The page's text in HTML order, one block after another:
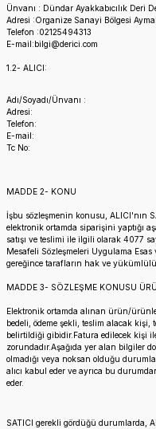
Ünvanı : Dündar Ayakkabıcılık Deri
Adresi :Organize Sanayi Bölgesi
Telefon :02125494313
E-mail:bilgi@derici.com
1.2- ALICI:
Adı/Soyadı/Ünvanı :
Adresi:
Telefon:
E-mail:
Tc No:
MADDE 2- KONU
İşbu sözleşmenin konusu, ALICI'nın
elektronik ortamda siparişini yaptığı
satışı ve teslimi ile ilgili olarak 4077
Mesafeli Sözleşmeleri Uygulama
gereğince tarafların hak ve
MADDE 3- SÖZLEŞME KONUSU
Elektronik ortamda alınan ürün/
bedeli, ödeme şekli, teslim alacak
belirtildiği gibidir.Fatura edilecek kişi
zorundadır.Aşağıda yer alan bilgiler
olmadığı veya noksan olduğu
alıcı kabul eder ve ayrıca bu
eder.
SATICI gerekli gördüğü durumlarda,